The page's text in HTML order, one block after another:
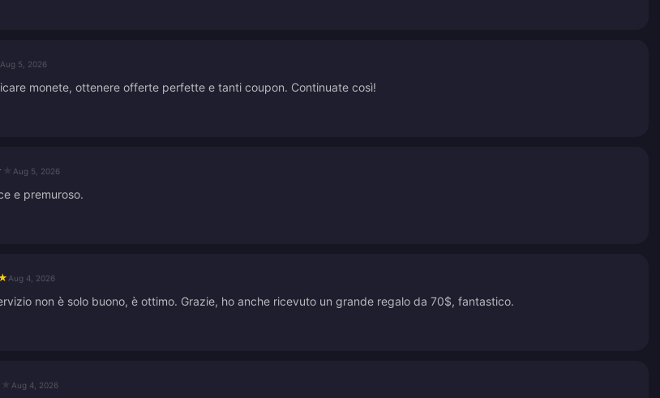
Aug 5, 2026
monete, ottenere offerte perfette e tanti coupon. Continuate così!
Aug 5, 2026
e premuroso.
Aug 4, 2026
non è solo buono, è ottimo. Grazie, ho anche ricevuto un grande regalo da 70$, fantastico.
Aug 4, 2026